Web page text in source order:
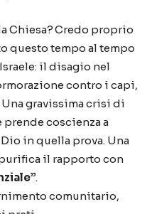
Chiesa? Credo proprio
questo tempo al tempo
il disagio nel
contro i capi,
gravissima crisi di
prende coscienza a
in quella prova. Una
il rapporto con
.
comunitario,